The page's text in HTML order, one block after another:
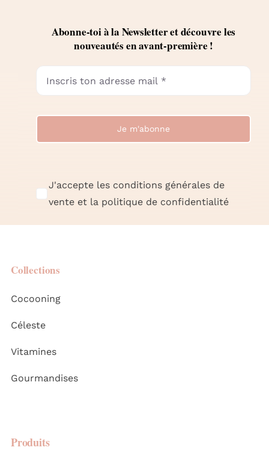
Abonne-toi à la Newsletter et découvre les
nouveautés en avant-première !
Je m'abonne
J'accepte les conditions générales de
vente et la politique de confidentialité
Collections
Cocooning
Céleste
Vitamines
Gourmandises
Produits